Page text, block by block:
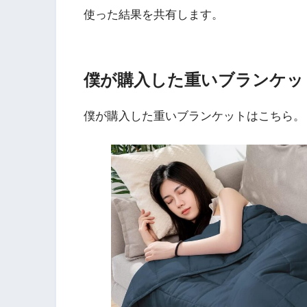
使った結果を共有します。
僕が購入した重いブランケ
僕が購入した重いブランケットはこちら。